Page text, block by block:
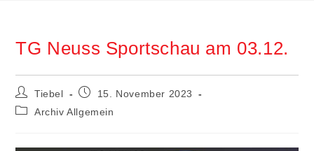
TG Neuss Sportschau am 03.12.
Beitrags-
Autor:
Tiebel
Beitrag15. November 2023
Beitrags-
Archiv Allgemein